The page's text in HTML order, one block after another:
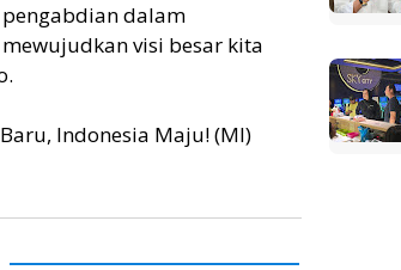
dalam
visi besar kita
Indonesia Maju! (MI)